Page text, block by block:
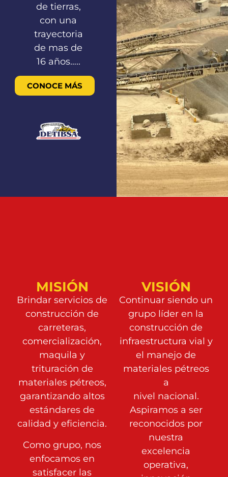
de tierras,
con una
trayectoria
de mas de
16 años…..
CONOCE MÁS
MISIÓN
Brindar servicios de
construcción de
carreteras,
comercialización,
maquila y
trituración de
materiales pétreos,
garantizando altos
estándares de
calidad y eficiencia.
Como grupo, nos
enfocamos en
satisfacer las
VISIÓN
Continuar siendo un
grupo líder en la
construcción de
infraestructura vial y
el manejo de
materiales pétreos
a
nivel nacional.
Aspiramos a ser
reconocidos por
nuestra
excelencia
operativa,